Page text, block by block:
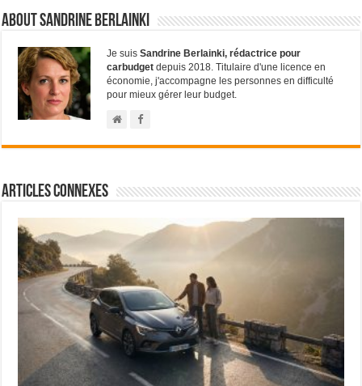
About Sandrine Berlainki
Je suisSandrine Berlainki, rédactrice pour
carbudget depuis 2018. Titulaire d'une licence en
économie, j'accompagne les personnes en difficulté
pour mieux gérer leur budget.
Articles connexes